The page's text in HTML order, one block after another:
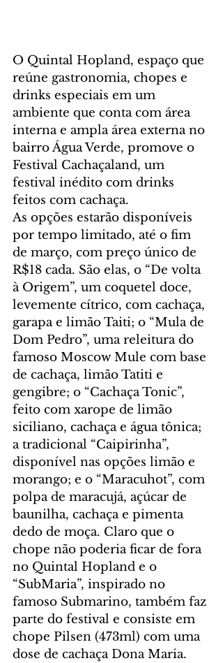
O Quintal Hopland, espaço que
reúne gastronomia, chopes e
drinks especiais em um
ambiente que conta com área
interna e ampla área externa no
bairro Água Verde, promove o
Festival Cachaçaland, um
festival inédito com drinks
feitos com cachaça.
As opções estarão disponíveis
por tempo limitado, até o fim
de março, com preço único de
R$18 cada. São elas, o “De volta
à Origem”, um coquetel doce,
levemente cítrico, com cachaça,
garapa e limão Taiti; o “Mula de
Dom Pedro”, uma releitura do
famoso Moscow Mule com base
de cachaça, limão Tatiti e
gengibre; o “Cachaça Tonic”,
feito com xarope de limão
siciliano, cachaça e água tônica;
a tradicional “Caipirinha”,
disponível nas opções limão e
morango; e o “Maracuhot”, com
polpa de maracujá, açúcar de
baunilha, cachaça e pimenta
dedo de moça. Claro que o
chope não poderia ficar de fora
no Quintal Hopland e o
“SubMaria”, inspirado no
famoso Submarino, também faz
parte do festival e consiste em
chope Pilsen (473ml) com uma
dose de cachaça Dona Maria.